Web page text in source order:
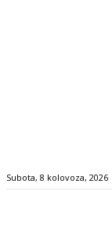
Subota, 8 kolovoza, 2026